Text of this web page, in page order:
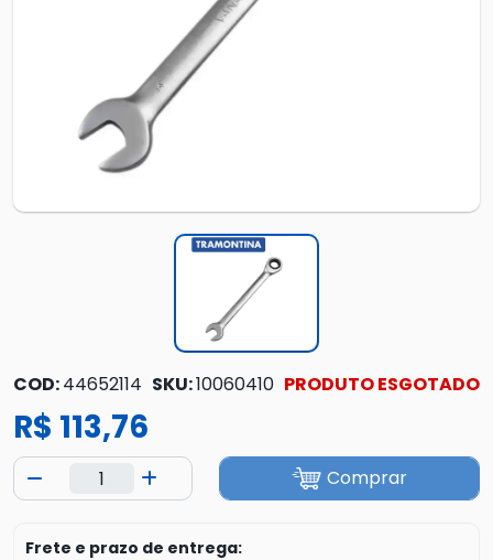
COD:44652114 SKU:10060410 PRODUTO ESGOTADO
R$ 113,76
Comprar
Frete e prazo de entrega: